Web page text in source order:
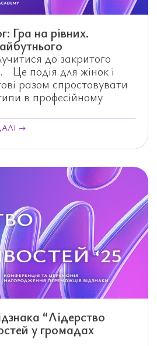
Гра на рівних.
до закритого
Це подія для жінок і
разом спростовувати
в професійному
→
“Лідерство
у громадах